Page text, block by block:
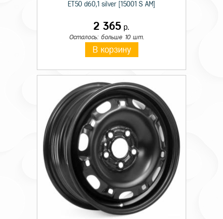
ET50 d60,1 silver [15001 S AM]
2 365 р.
Осталось: больше 10 шт.
В корзину